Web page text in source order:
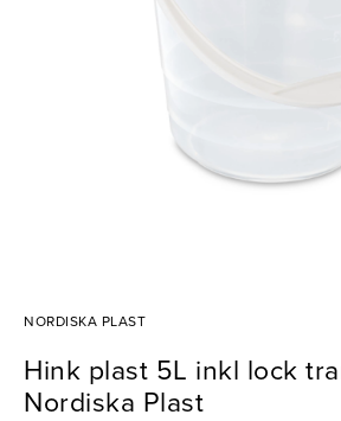
NORDISKA PLAST
Hink plast 5L inkl lock
Nordiska Plast